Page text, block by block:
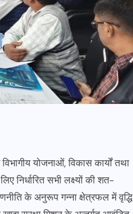
योजनाओं, विकास कार्यों तथा
निर्धारित सभी लक्ष्यों की शत-
के अनुरूप गन्ना क्षेत्रफल में वृद्धि